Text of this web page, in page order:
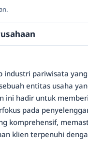
industri pariwisata
entitas usaha
ini hadir untuk
pada
komprehensif,
klien terpenuhi